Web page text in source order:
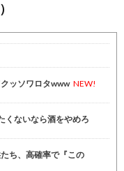
ッソワロタwww NEW!
くないなら酒をやめろ
ち、高確率で『この